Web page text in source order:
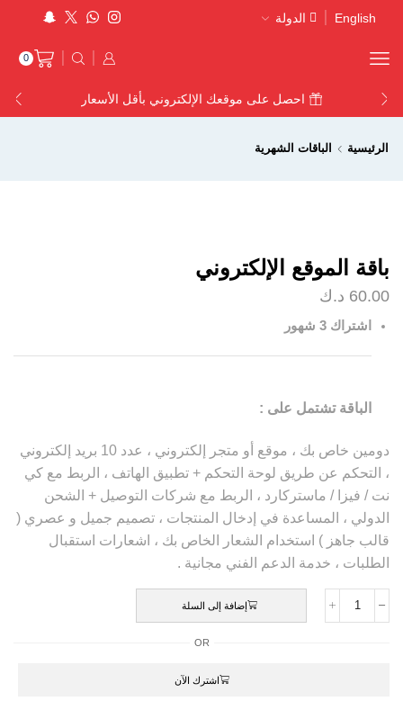
English الدولة
0
احصل على موقعك الإلكتروني بأقل الأسعار
الرئيسية الباقات الشهرية
باقة الموقع الإلكتروني
60.00 د.ك
اشتراك 3 شهور
الباقة تشتمل على :
دومين خاص بك ، موقع أو متجر إلكتروني ، عدد 10 بريد إلكتروني
، التحكم عن طريق لوحة التحكم + تطبيق الهاتف ، الربط مع كي
نت / فيزا / ماستركارد ، الربط مع شركات التوصيل + الشحن
الدولي ، المساعدة في إدخال المنتجات ، تصميم جميل و عصري (
قالب جاهز ) استخدام الشعار الخاص بك ، اشعارات استقبال
الطلبات ، خدمة الدعم الفني مجانية .
إضافة إلى السلة
OR
اشترك الآن